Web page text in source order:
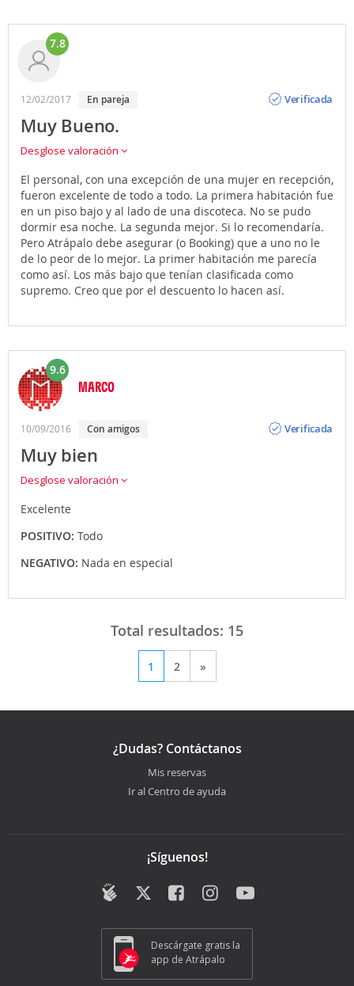
7.8
12/02/2017 en pareja
Verificada
Muy Bueno.
Desglose valoración
El personal, con una excepción de una mujer en recepción,
fueron excelente de todo a todo. La primera habitación fue
en un piso bajo y al lado de una discoteca. No se pudo
dormir esa noche. La segunda mejor. Si lo recomendaría.
Pero Atrápalo debe asegurar (o Booking) que a uno no le
de lo peor de lo mejor. La primer habitación me parecía
como así. Los más bajo que tenían clasificada como
supremo. Creo que por el descuento lo hacen así.
9.6
MARCO
10/09/2016 con amigos
Verificada
Muy bien
Desglose valoración
Excelente
POSITIVO: Todo
NEGATIVO: Nada en especial
Total resultados: 15
1 2 »
¿Dudas? Contáctanos
Mis reservas
Ir al Centro de ayuda
¡Síguenos!
Descárgate gratis la
app de Atrápalo